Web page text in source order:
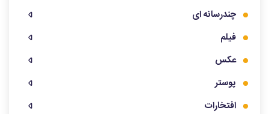
چندرسانه ای
فیلم
عکس
پوستر
افتخارات